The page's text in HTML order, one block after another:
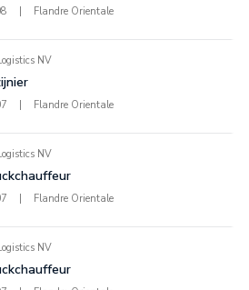
Flandre Orientale
NV
Flandre Orientale
NV
Flandre Orientale
NV